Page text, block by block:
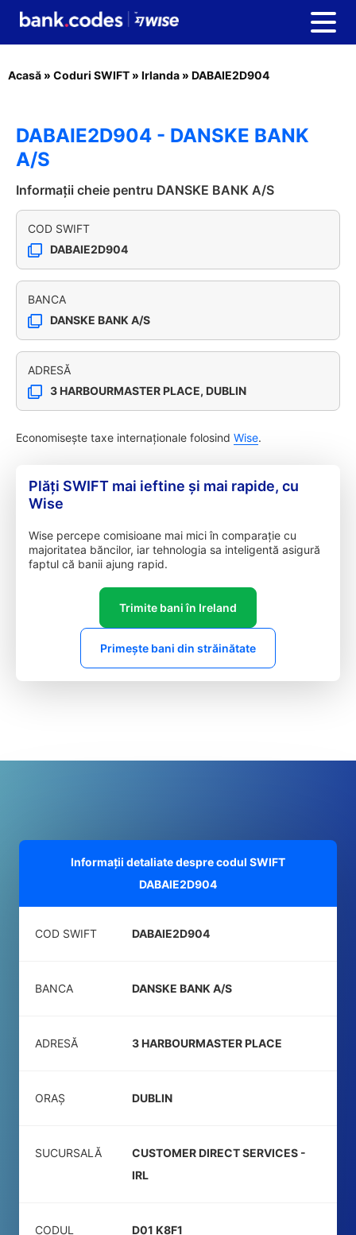
Acasă » Coduri SWIFT » Irlanda » DABAIE2D904
DABAIE2D904 - DANSKE BANK
A/S
Informații cheie pentru DANSKE BANK A/S
COD SWIFT
DABAIE2D904
BANCA
DANSKE BANK A/S
ADRESĂ
3 HARBOURMASTER PLACE, DUBLIN
Economisește taxe internaționale folosind Wise.
Plăți SWIFT mai ieftine și mai rapide, cu
Wise
Wise percepe comisioane mai mici în comparație cu
majoritatea băncilor, iar tehnologia sa inteligentă asigură
faptul că banii ajung rapid.
Trimite bani în Ireland
Primește bani din străinătate
Informații detaliate despre codul SWIFT
DABAIE2D904
COD SWIFT DABAIE2D904
BANCA DANSKE BANK A/S
ADRESĂ 3 HARBOURMASTER PLACE
ORAȘ DUBLIN
SUCURSALĂ
CUSTOMER DIRECT SERVICES -
IRL
CODUL
D01 K8F1